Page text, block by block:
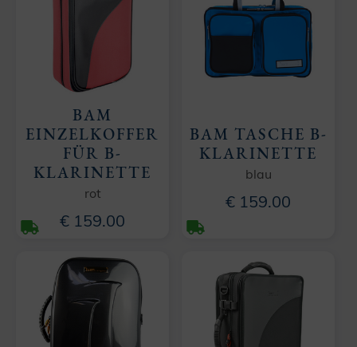
BAM
EINZELKOFFER
FÜR B-
KLARINETTE
rot
€ 159.00
BAM TASCHE B-
KLARINETTE
blau
€ 159.00